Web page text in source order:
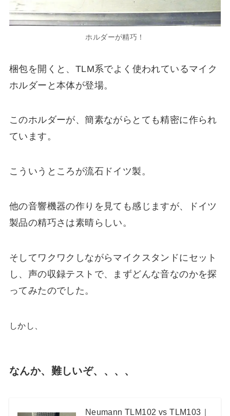
ホルダーが精巧！
梱包を開くと、TLM系でよく使われているマイク
ホルダーと本体が登場。
このホルダーが、簡素ながらとても精密に作られ
ています。
こういうところが流石ドイツ製。
他の音響機器の作りを見ても感じますが、ドイツ
製品の精巧さは素晴らしい。
そしてワクワクしながらマイクスタンドにセット
し、声の収録テストで、まずどんな音なのかを探
ってみたのでした。
しかし、
なんか、難しいぞ、、、、
Neumann TLM102 vs TLM103｜